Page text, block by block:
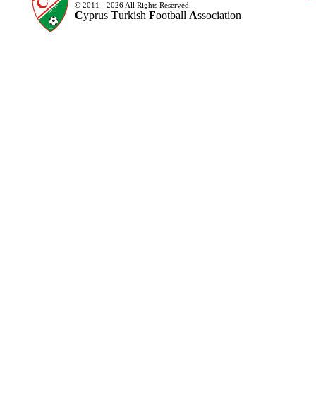
© 2011 - 2026 All Rights Reserved.
Cyprus Turkish Football Association